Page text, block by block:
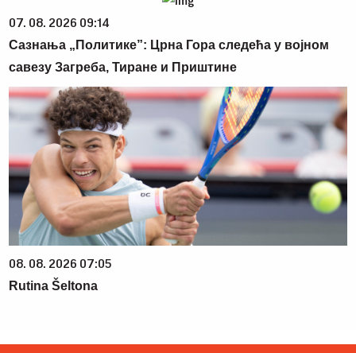
07. 08. 2026 09:14
Сазнања „Политике”: Црна Гора следећа у војном
савезу Загреба, Тиране и Приштине
08. 08. 2026 07:05
Rutina Šeltona